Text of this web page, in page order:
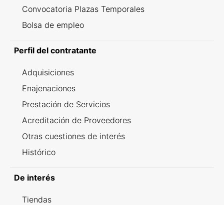
Convocatoria Plazas Temporales
Bolsa de empleo
Perfil del contratante
Adquisiciones
Enajenaciones
Prestación de Servicios
Acreditación de Proveedores
Otras cuestiones de interés
Histórico
De interés
Tiendas